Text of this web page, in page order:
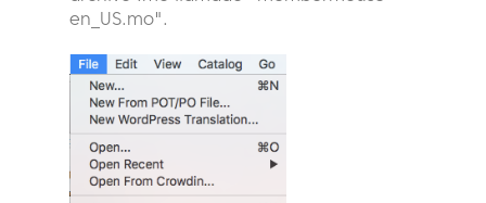
en_US.mo".